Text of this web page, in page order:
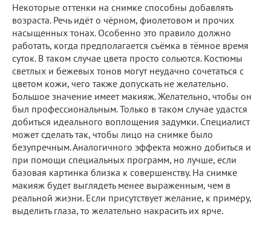
Некоторые оттенки на снимке способны добавлять
возраста. Речь идёт о чёрном, фиолетовом и прочих
насыщенных тонах. Особенно это правило должно
работать, когда предполагается съёмка в тёмное время
суток. В таком случае цвета просто сольются. Костюмы
светлых и бежевых тонов могут неудачно сочетаться с
цветом кожи, чего также допускать не желательно.
Большое значение имеет макияж. Желательно, чтобы он
был профессиональным. Только в таком случае удастся
добиться идеального воплощения задумки. Специалист
может сделать так, чтобы лицо на снимке было
безупречным. Аналогичного эффекта можно добиться и
при помощи специальных программ, но лучше, если
базовая картинка близка к совершенству. На снимке
макияж будет выглядеть менее выраженным, чем в
реальной жизни. Если присутствует желание, к примеру,
выделить глаза, то желательно накрасить их ярче.